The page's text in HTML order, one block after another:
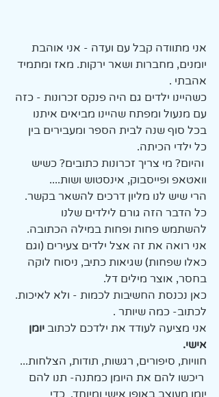
אני מתוודה קבל עם ועדה - אני אוהבת
יומנים, מחברות ושאר ירקות. מאז ומתמיד
אהבתי .
כשהיינו ילדים גם היה פנקס זכרונות - כזה
עם מנעול ומפתח שהיינו מביאים איתנו
בכל סוף שנה לבית הספר ומעבירים בין
כל ילדי הכיתה.
והיום? מי צריך זכרונות כתובים? כשיש
וואטאפ ופייסבוק, אינסטוש ושות....
הרי שיש לנו מליון דרכים להשאר בקשר.
כל הדבר הזה גורם לילדים שלנו
להשתמש פחות ופחות במילה הכתובה.
אני רואה את זה אצל ילדים צעירים (וגם
כאלו שפחות) שגיאות כתיב, ניסוח לוקה
בחסר, אוצר מילים דל.
כאן נכנסת החשיבות לכמות - ולא לאיכות.
לכתוב- כמה שיותר .
אני מציעה לעודד את ילדכם לכתוב יומן
אישי.
חוויות, סיפורים, רגשות, תודות, הצלחות...
ריכשו להם את היומן כמתנה- תנו להם
יומן מעוצב באופן אישי ומיוחד,  כדי